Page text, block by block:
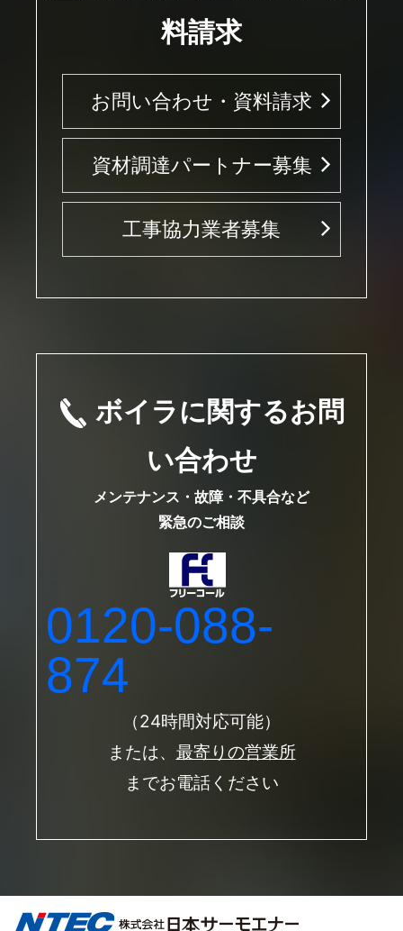
料請求
お問い合わせ・資料請求
資材調達パートナー募集
工事協力業者募集
ボイラに関するお問
い合わせ
メンテナンス・故障・不具合など
緊急のご相談
0120-088-
874
（24時間対応可能）
または、 最寄りの営業所
までお電話ください